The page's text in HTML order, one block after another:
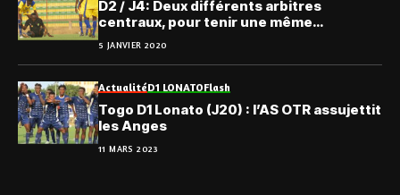
D2 / J4: Deux différents arbitres
centraux, pour tenir une même
5 JANVIER 2020
ActualitéD1 LONATOFlash
Togo D1 Lonato (J20) : l’AS OTR assujettit
les Anges
11 MARS 2023